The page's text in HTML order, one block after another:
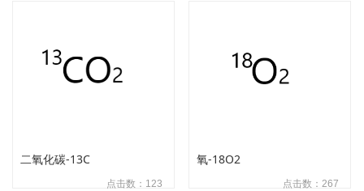
二氧化碳-13C
点击数：123
氧-18O2
点击数：267